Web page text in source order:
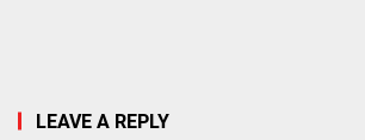
LEAVE A REPLY